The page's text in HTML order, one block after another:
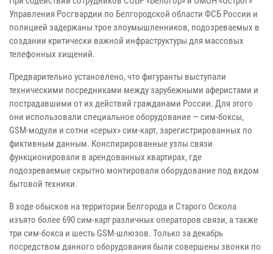
Управления Росгвардии по Белгородской области ФСБ России и
полицией задержаны трое злоумышленников, подозреваемых в
создании критически важной инфраструктуры для массовых
телефонных хищений.
Предварительно установлено, что фигуранты выступали
техническими посредниками между зарубежными аферистами и
пострадавшими от их действий гражданами России. Для этого
они использовали специальное оборудование — сим-боксы,
GSM-модули и сотни «серых» сим-карт, зарегистрированных по
фиктивным данным. Конспирированные узлы связи
функционировали в арендованных квартирах, где
подозреваемые скрытно монтировали оборудование под видом
бытовой техники.
В ходе обысков на территории Белгорода и Старого Оскола
изъято более 690 сим-карт различных операторов связи, а также
три сим-бокса и шесть GSM-шлюзов. Только за декабрь
посредством данного оборудования были совершены звонки по